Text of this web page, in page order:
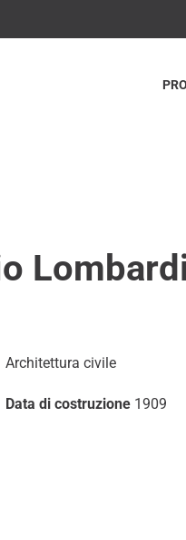
Architettura civile
Data di costruzione1909